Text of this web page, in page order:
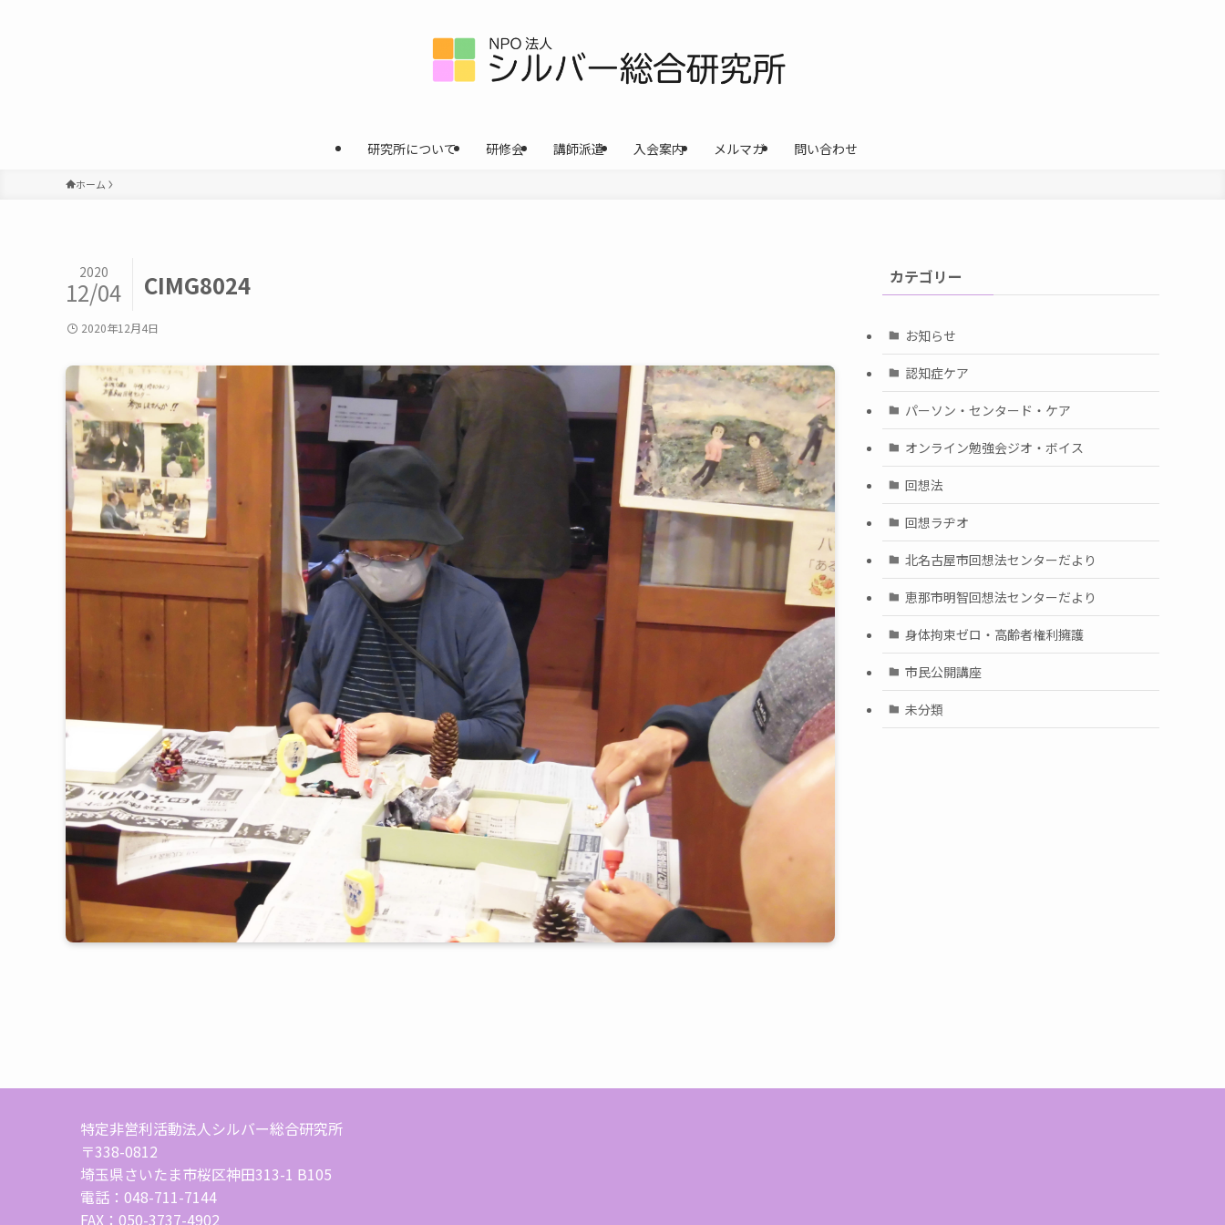
研究所について 研修会 講師派遣 入会案内 メルマガ 問い合わせ
ホーム
CIMG8024
2020
12/04
2020年12月4日
カテゴリー
お知らせ
認知症ケア
パーソン・センタード・ケア
オンライン勉強会ジオ・ボイス
回想法
回想ラヂオ
北名古屋市回想法センターだより
恵那市明智回想法センターだより
身体拘束ゼロ・高齢者権利擁護
市民公開講座
未分類
特定非営利活動法人シルバー総合研究所
〒338-0812
埼玉県さいたま市桜区神田313-1 B105
電話：048-711-7144
FAX：050-3737-4902